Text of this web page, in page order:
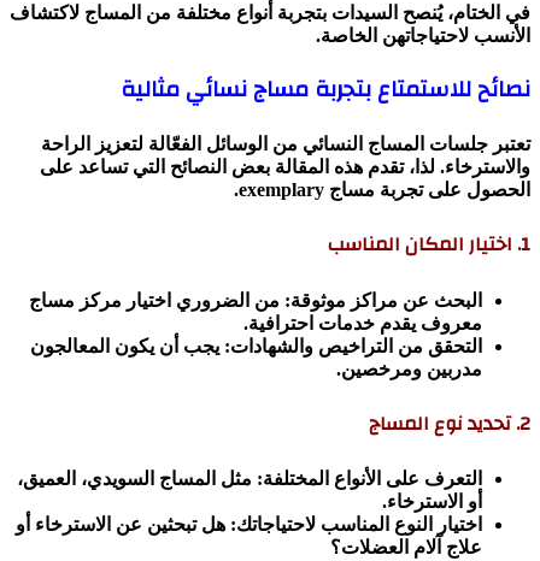
في الختام، يُنصح السيدات بتجربة أنواع مختلفة من المساج لاكتشاف
الأنسب لاحتياجاتهن الخاصة.
نصائح للاستمتاع بتجربة مساج نسائي مثالية
تعتبر جلسات المساج النسائي من الوسائل الفعّالة لتعزيز الراحة
والاسترخاء. لذا، تقدم هذه المقالة بعض النصائح التي تساعد على
الحصول على تجربة مساج exemplary.
1. اختيار المكان المناسب
البحث عن مراكز موثوقة: من الضروري اختيار مركز مساج
معروف يقدم خدمات احترافية.
التحقق من التراخيص والشهادات: يجب أن يكون المعالجون
مدربين ومرخصين.
2. تحديد نوع المساج
التعرف على الأنواع المختلفة: مثل المساج السويدي، العميق،
أو الاسترخاء.
اختيار النوع المناسب لاحتياجاتك: هل تبحثين عن الاسترخاء أو
علاج آلام العضلات؟